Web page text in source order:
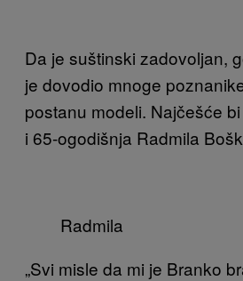
Da je suštinski zadovoljan,
je dovodio mnoge
postanu modeli. Najčešće
i 65-ogodišnja Radmila
Radmila
„Svi misle da mi je Branko